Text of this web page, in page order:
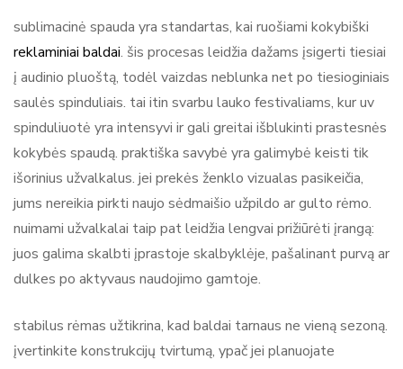
sublimacinė spauda yra standartas, kai ruošiami kokybiški
reklaminiai baldai. šis procesas leidžia dažams įsigerti tiesiai
į audinio pluoštą, todėl vaizdas neblunka net po tiesioginiais
saulės spinduliais. tai itin svarbu lauko festivaliams, kur uv
spinduliuotė yra intensyvi ir gali greitai išblukinti prastesnės
kokybės spaudą. praktiška savybė yra galimybė keisti tik
išorinius užvalkalus. jei prekės ženklo vizualas pasikeičia,
jums nereikia pirkti naujo sėdmaišio užpildo ar gulto rėmo.
nuimami užvalkalai taip pat leidžia lengvai prižiūrėti įrangą:
juos galima skalbti įprastoje skalbyklėje, pašalinant purvą ar
dulkes po aktyvaus naudojimo gamtoje.
stabilus rėmas užtikrina, kad baldai tarnaus ne vieną sezoną.
įvertinkite konstrukcijų tvirtumą, ypač jei planuojate